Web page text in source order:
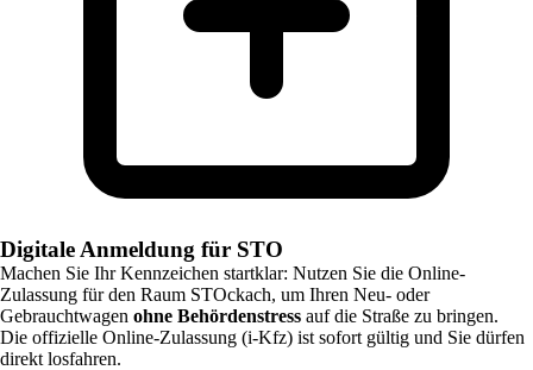
Digitale Anmeldung für STO
Machen Sie Ihr Kennzeichen startklar: Nutzen Sie die Online-
Zulassung für den Raum STOckach, um Ihren Neu- oder
Gebrauchtwagen ohne Behördenstress auf die Straße zu bringen.
Die offizielle Online-Zulassung (i-Kfz) ist sofort gültig und Sie dürfen
direkt losfahren.